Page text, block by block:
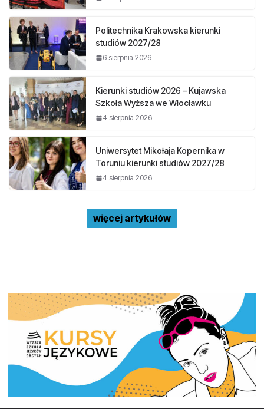
Politechnika Krakowska kierunki
studiów 2027/28
6 sierpnia 2026
Kierunki studiów 2026 – Kujawska
Szkoła Wyższa we Włocławku
4 sierpnia 2026
Uniwersytet Mikołaja Kopernika w
Toruniu kierunki studiów 2027/28
4 sierpnia 2026
więcej artykułów